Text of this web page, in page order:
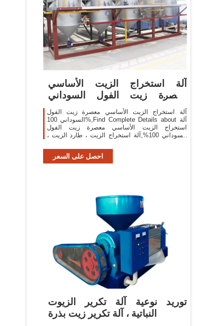
آلة استخراج الزيت الأساسي
معصرة زيت الفول السوداني
آلة استخراج الزيت الأساسي معصرة زيت الفول
السوداني 100%,Find Complete Details about آلة
استخراج الزيت الأساسي معصرة زيت الفول
السوداني 100%,آلة استخراج الزيت ، طارد الزيت ،
Manufacturer-Nanchang Dulong Industrial Co.,
Ltd.احصل على السعر
توريد نوعية آلة تكرير الزيوت
النباتية ، آلة تكرير زيت بذرة